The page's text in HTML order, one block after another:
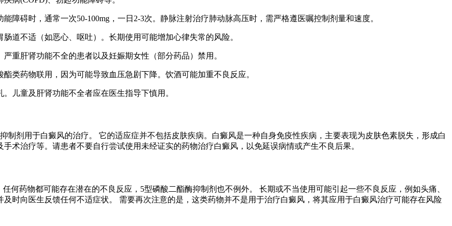
障碍时，通常一次50-100mg，一日2-3次。静脉注射治疗肺动脉高压时，需严格遵医嘱控制剂量和速度。
道不适（如恶心、呕吐）。长期使用可能增加心律失常的风险。
重肝肾功能不全的患者以及妊娠期女性（部分药品）禁用。
类药物联用，因为可能导致血压急剧下降。饮酒可能加重不良反应。
儿童及肝肾功能不全者应在医生指导下慎用。
制剂用于白癜风的治疗。 它的适应症并不包括皮肤疾病。白癜风是一种自身免疫性疾病，主要表现为皮肤色素脱失，形成白
术治疗等。请患者不要自行尝试使用未经证实的药物治疗白癜风，以免延误病情或产生不良后果。
何药物都可能存在潜在的不良反应，5型磷酸二酯酶抑制剂也不例外。 长期或不当使用可能引起一些不良反应，例如头痛、
时向医生反馈任何不适症状。 需要再次注意的是，这类药物并不是用于治疗白癜风，将其应用于白癜风治疗可能存在风险